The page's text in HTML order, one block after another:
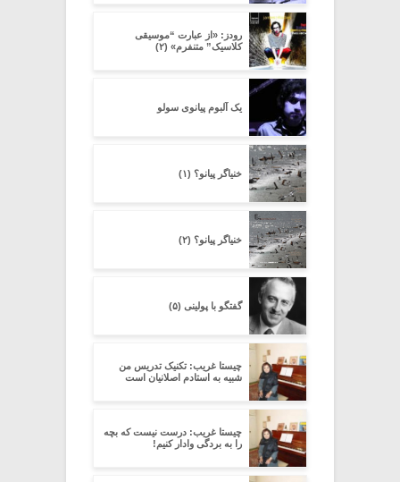
رودز: «از عبارت “موسیقی
کلاسیک” متنفرم» (۲)
یک آلبوم پیانوی سولو
خنیاگر پیانو؟ (۱)
خنیاگر پیانو؟ (۲)
گفتگو با پولینی (۵)
چیستا غریب: تکنیک تدریس من
شبیه به استادم اصلانیان است
چیستا غریب: درست نیست که بچه
را به بردگی وادار کنیم!